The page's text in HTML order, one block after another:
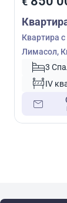
Квартира
Лимасол,
3
IV